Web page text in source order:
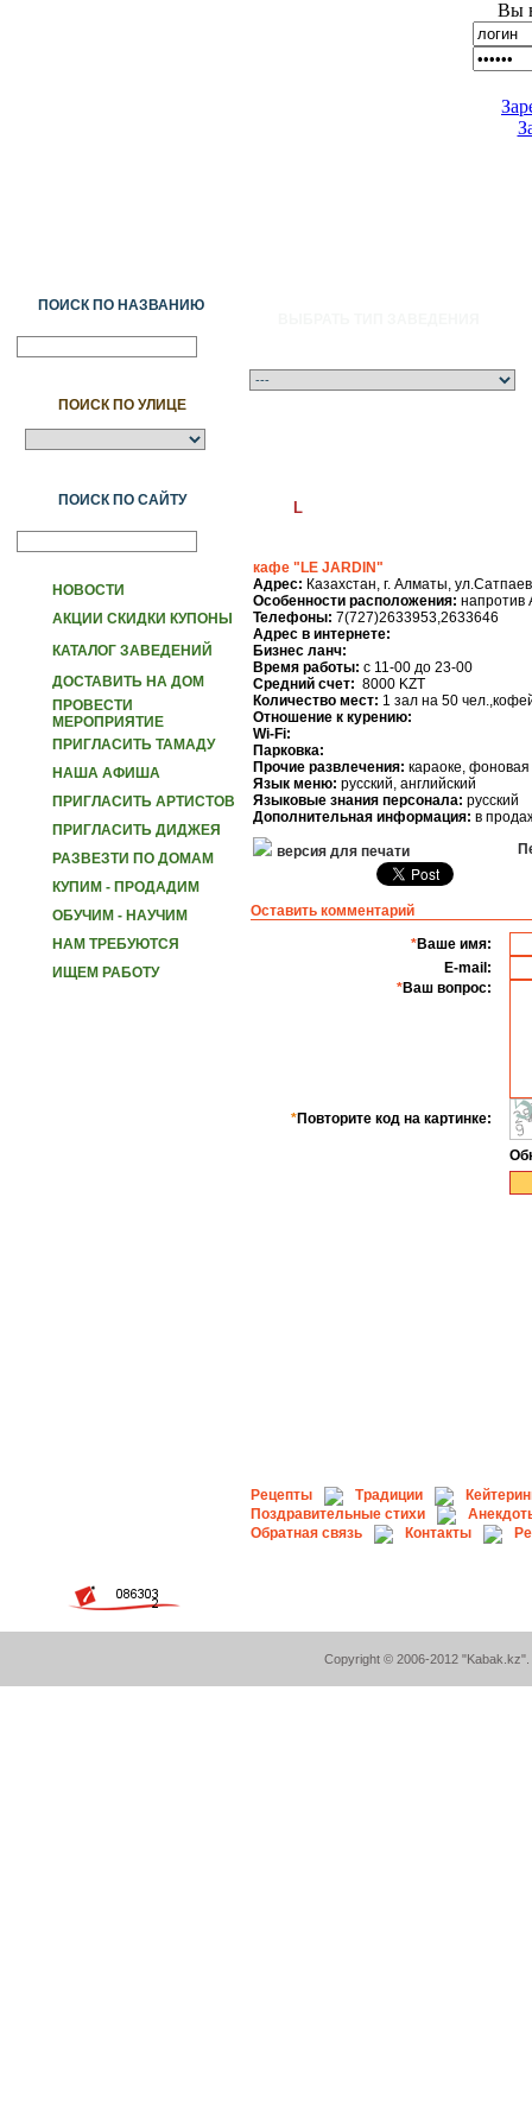
Вы
ПОИСК ПО НАЗВАНИЮ
ПОИСК ПО УЛИЦЕ
ПОИСК ПО САЙТУ
НОВОСТИ
АКЦИИ СКИДКИ КУПОНЫ
КАТАЛОГ ЗАВЕДЕНИЙ
ДОСТАВИТЬ НА ДОМ
ПРОВЕСТИ
МЕРОПРИЯТИЕ
ПРИГЛАСИТЬ ТАМАДУ
НАША АФИША
ПРИГЛАСИТЬ АРТИСТОВ
ПРИГЛАСИТЬ ДИДЖЕЯ
РАЗВЕЗТИ ПО ДОМАМ
КУПИМ - ПРОДАДИМ
ОБУЧИМ - НАУЧИМ
НАМ ТРЕБУЮТСЯ
ИЩЕМ РАБОТУ
L
кафе "LE JARDIN"
Адрес: Казахстан, г. Алматы,
Особенности расположения: напротив
Телефоны: 7(727)2633953,2633646
Адрес в интернете:
Бизнес ланч:
Время работы: с 11-00 до 23-00
Средний счет: 8000 KZT
Количество мест: 1 зал на 50
Отношение к курению:
Wi-Fi:
Парковка:
Прочие развлечения: караоке,
Язык меню: русский, английский
Языковые знания персонала: русский
Дополнительная информация: в
версия для печати
Оставить комментарий
*Ваше имя:
E-mail:
*Ваш вопрос:
*Повторите код на картинке:
Рецепты Традиции
Поздравительные стихи
Обратная связь
Контакты
Copyright © 2006-2012 "Kabak.kz".